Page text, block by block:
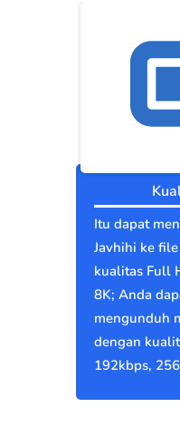
Itu dapat
Javhihi ke
kualitas Full
8K; Anda
mengunduh
dengan
192kbps,